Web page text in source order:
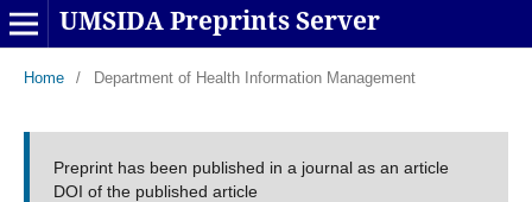
UMSIDA Preprints Server
Home / Department of Health Information Management
Preprint has been published in a journal as an article
DOI of the published article